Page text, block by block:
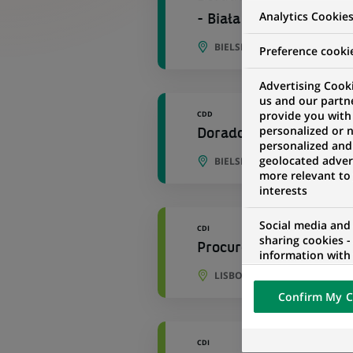
- Biała
BIELSKO-BIAŁA, SILÉSIE,
CDD
Doradczyni / Doradca
BIELSKO-BIAŁA, SILÉSIE,
CDI
Procure to Pay
LISBONNE, LISBONNE,
CDI
Analytics Cookies
Preference
Advertising
us and our
provide you with
personalized or
personalized and
geolocated
more relevant
interests
Social media
sharing cookies
information with
networks and
visualization on
of the content
external website.
Confirm My